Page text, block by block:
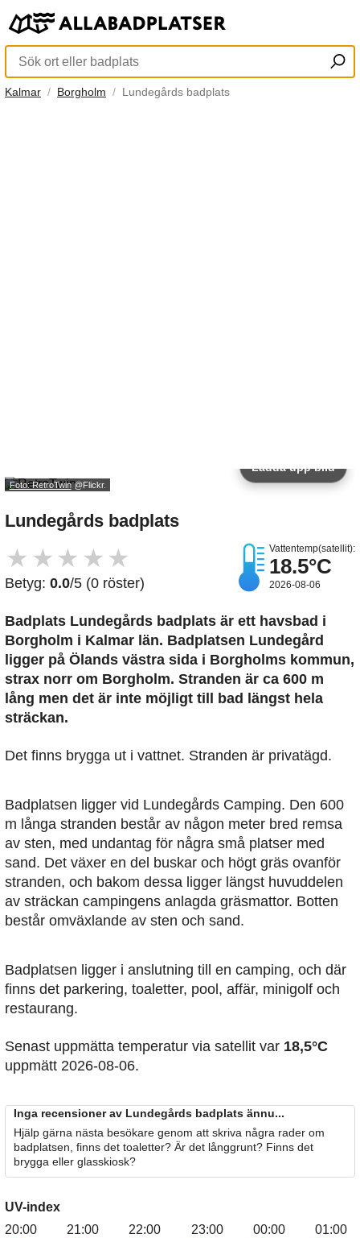
Kalmar Borgholm Lundegårds badplats
Foto: RetroTwin@Flickr.
Ladda upp bild
Lundegårds badplats
★ ★ ★ ★ ★
Betyg: 0.0/5 (0 röster)
Vattentemp(satellit):
18.5°C
2026-08-06
Badplats Lundegårds badplats är ett havsbad i
Borgholm i Kalmar län. Badplatsen Lundegård
ligger på Ölands västra sida i Borgholms kommun,
strax norr om Borgholm. Stranden är ca 600 m
lång men det är inte möjligt till bad längst hela
sträckan.
Det finns brygga ut i vattnet. Stranden är privatägd.
Badplatsen ligger vid Lundegårds Camping. Den 600
m långa stranden består av någon meter bred remsa
av sten, med undantag för några små platser med
sand. Det växer en del buskar och högt gräs ovanför
stranden, och bakom dessa ligger längst huvuddelen
av sträckan campingens anlagda gräsmattor. Botten
består omväxlande av sten och sand.
Badplatsen ligger i anslutning till en camping, och där
finns det parkering, toaletter, pool, affär, minigolf och
restaurang.
Senast uppmätta temperatur via satellit var 18,5°C
uppmätt 2026-08-06.
Inga recensioner av Lundegårds badplats ännu...
Hjälp gärna nästa besökare genom att skriva några rader om
badplatsen, finns det toaletter? Är det långgrunt? Finns det
brygga eller glasskiosk?
UV-index
20:00
21:00
22:00
23:00
00:00
01:00